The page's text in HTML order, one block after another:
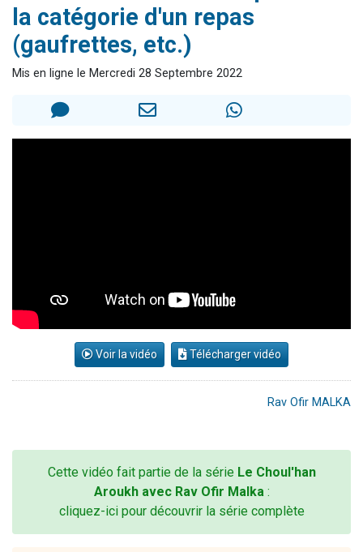
4 personnes viennent de faire un don pour Reloger Rivka, 6 enfants, victime de violences...
la catégorie d'un repas
(gaufrettes, etc.)
Mis en ligne le Mercredi 28 Septembre 2022
Voir la vidéo Télécharger vidéo
Rav Ofir MALKA
Cette vidéo fait partie de la série Le Choul'han
Aroukh avec Rav Ofir Malka:
cliquez-ici pour découvrir la série complète